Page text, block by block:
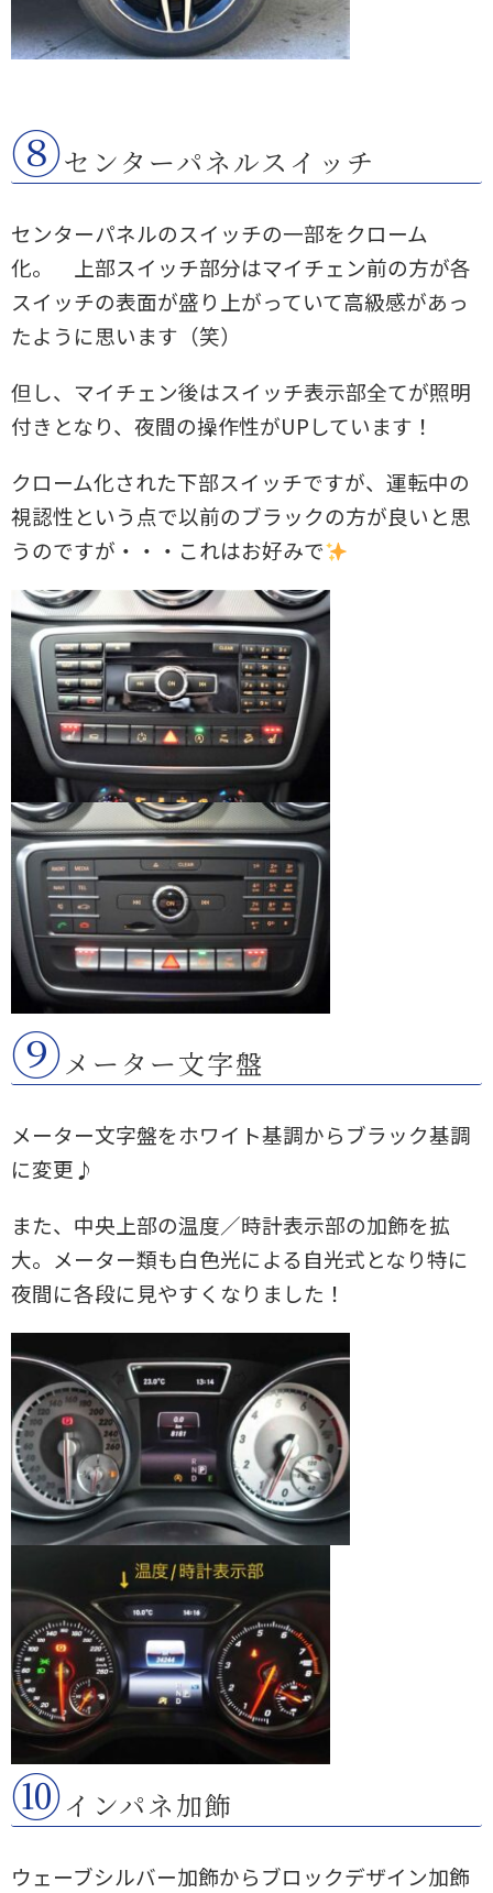
⑧センターパネルスイッチ
センターパネルのスイッチの一部をクローム
化。 上部スイッチ部分はマイチェン前の方が各
スイッチの表面が盛り上がっていて高級感があっ
たように思います（笑）
但し、マイチェン後はスイッチ表示部全てが照明
付きとなり、夜間の操作性がUPしています！
クローム化された下部スイッチですが、運転中の
視認性という点で以前のブラックの方が良いと思
うのですが・・・これはお好みで
⑨メーター文字盤
メーター文字盤をホワイト基調からブラック基調
に変更♪
また、中央上部の温度／時計表示部の加飾を拡
大。メーター類も白色光による自光式となり特に
夜間に各段に見やすくなりました！
⑩インパネ加飾
ウェーブシルバー加飾からブロックデザイン加飾